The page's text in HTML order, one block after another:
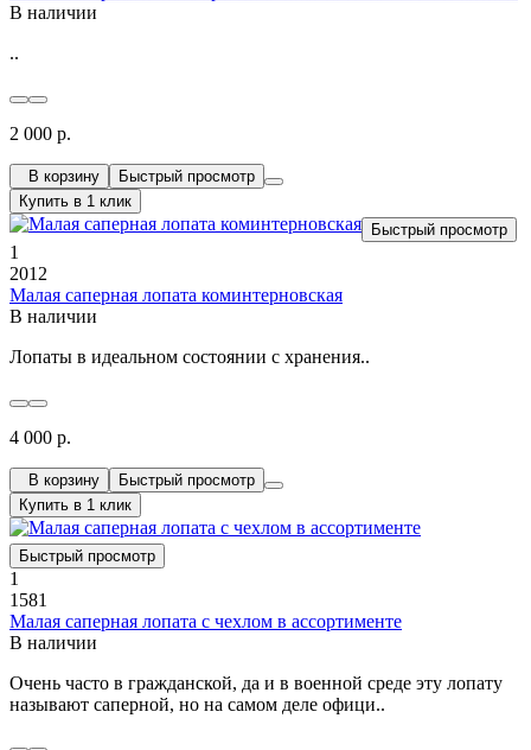
В наличии
..
2 000 р.
В корзину
Быстрый просмотр
Купить в 1 клик
Быстрый просмотр
1
2012
Малая саперная лопата коминтерновская
В наличии
Лопаты в идеальном состоянии с хранения..
4 000 р.
В корзину
Быстрый просмотр
Купить в 1 клик
Быстрый просмотр
1
1581
Малая саперная лопата с чехлом в ассортименте
В наличии
Очень часто в гражданской, да и в военной среде эту лопату
называют саперной, но на самом деле офици..